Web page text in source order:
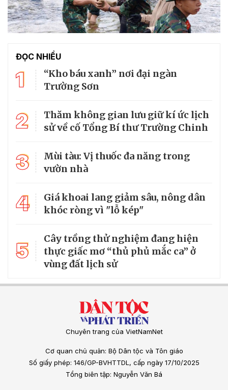
ĐỌC NHIỀU
1
“Kho báu xanh” nơi đại ngàn
Trường Sơn
2
Thăm không gian lưu giữ kí ức lịch
sử về cố Tổng Bí thư Trường Chinh
3
Mùi tàu: Vị thuốc đa năng trong
vườn nhà
4
Giá khoai lang giảm sâu, nông dân
khóc ròng vì "lỗ kép"
5
Cây trồng thử nghiệm đang hiện
thực giấc mơ “thủ phủ mắc ca” ở
vùng đất lịch sử
Chuyên trang của VietNamNet
Cơ quan chủ quản: Bộ Dân tộc và Tôn giáo
Số giấy phép: 146/GP-BVHTTDL, cấp ngày 17/10/2025
Tổng biên tập: Nguyễn Văn Bá